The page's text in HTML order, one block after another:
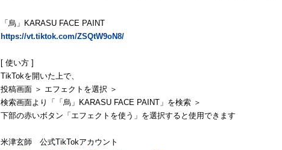
「烏」KARASU FACE PAINT
https://vt.tiktok.com/ZSQtW9oN8/
[ 使い方 ]
TikTokを開いた上で、
投稿画面 ＞ エフェクトを選択 ＞
検索画面より「「烏」KARASU FACE PAINT」を検索 ＞
下部の赤いボタン「エフェクトを使う」を選択すると使用できます
米津玄師 公式TikTokアカウント